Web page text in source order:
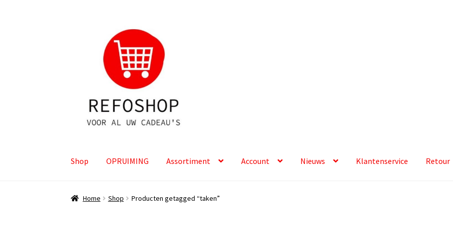
Shop OPRUIMING Assortiment Account Nieuws Klantenservice Retour
Home Shop Producten getagged “taken”